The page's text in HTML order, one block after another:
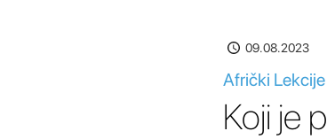
09.08.2023
Afrički
Koji je